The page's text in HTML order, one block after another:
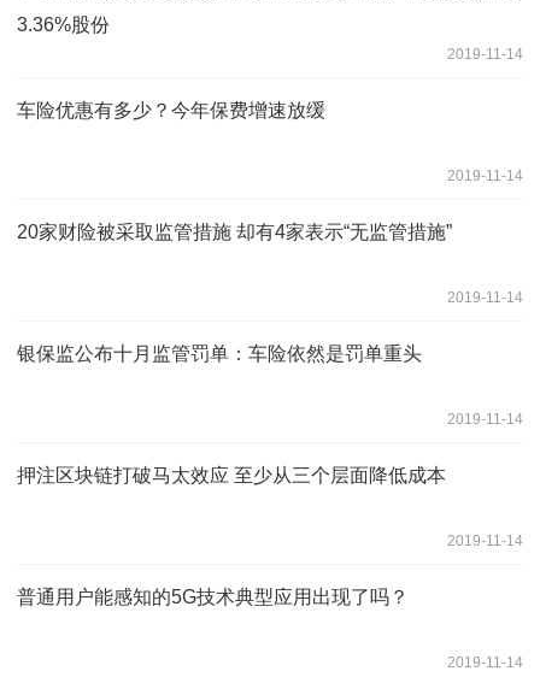
3.36%股份
2019-11-14
车险优惠有多少？今年保费增速放缓
2019-11-14
20家财险被采取监管措施 却有4家表示“无监管措施”
2019-11-14
银保监公布十月监管罚单：车险依然是罚单重头
2019-11-14
押注区块链打破马太效应 至少从三个层面降低成本
2019-11-14
普通用户能感知的5G技术典型应用出现了吗？
2019-11-14